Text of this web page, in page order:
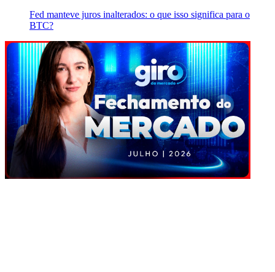
Fed manteve juros inalterados: o que isso significa para o
BTC?